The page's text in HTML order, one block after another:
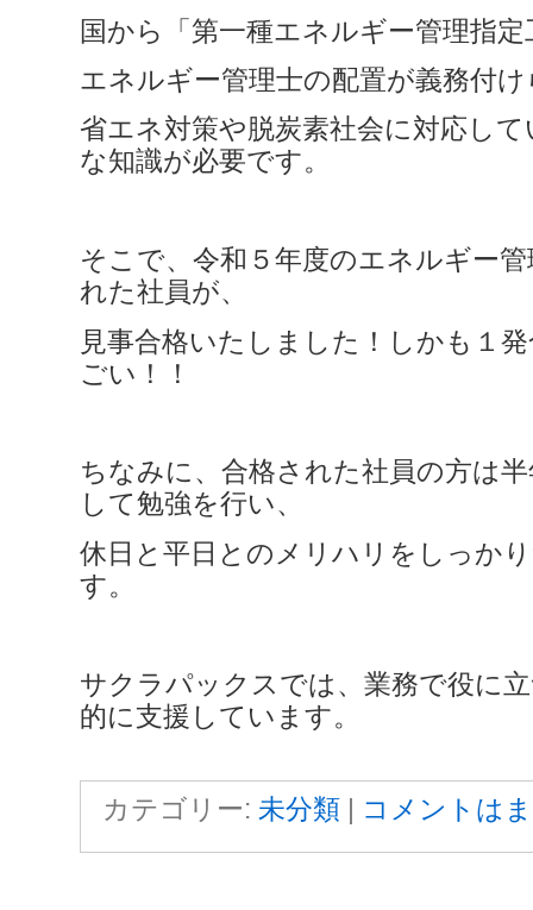
国から「第一種エネルギー管理指
エネルギー管理士の配置が義務付
省エネ対策や脱炭素社会に対応し
な知識が必要です。
そこで、令和５年度のエネルギー
れた社員が、
見事合格いたしました！しかも１
ごい！！
ちなみに、合格された社員の方は
して勉強を行い、
休日と平日とのメリハリをしっか
す。
サクラパックスでは、業務で役に
的に支援しています。
カテゴリー: 未分類 | コメントは